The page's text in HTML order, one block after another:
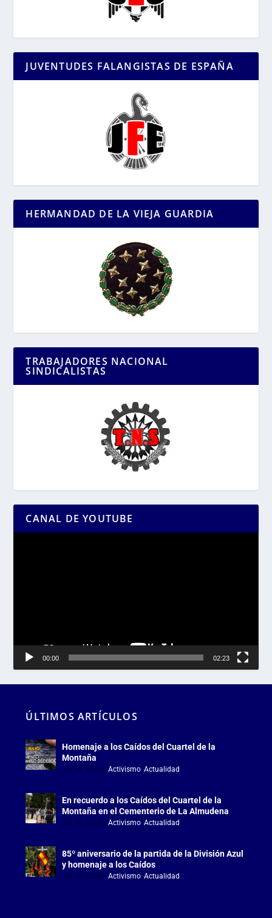
JUVENTUDES FALANGISTAS DE ESPAÑA
HERMANDAD DE LA VIEJA GUARDIA
TRABAJADORES NACIONAL
SINDICALISTAS
CANAL DE YOUTUBE
00:00 02:23
ÚLTIMOS ARTÍCULOS
Homenaje a los Caídos del Cuartel de la
Montaña
Jul 18, 2026 |Activismo,Actualidad
En recuerdo a los Caídos del Cuartel de la
Montaña en el Cementerio de La Almudena
Jul 18, 2026 |Activismo,Actualidad
85º aniversario de la partida de la División Azul
y homenaje a los Caídos
Jul 15, 2026 |Activismo,Actualidad